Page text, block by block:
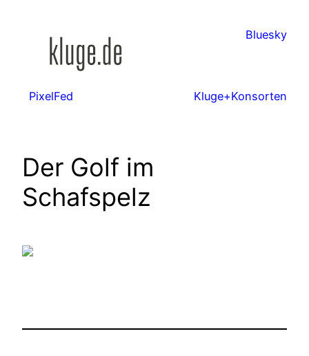
Bluesky
PixelFed Kluge+Konsorten
Der Golf im
Schafspelz